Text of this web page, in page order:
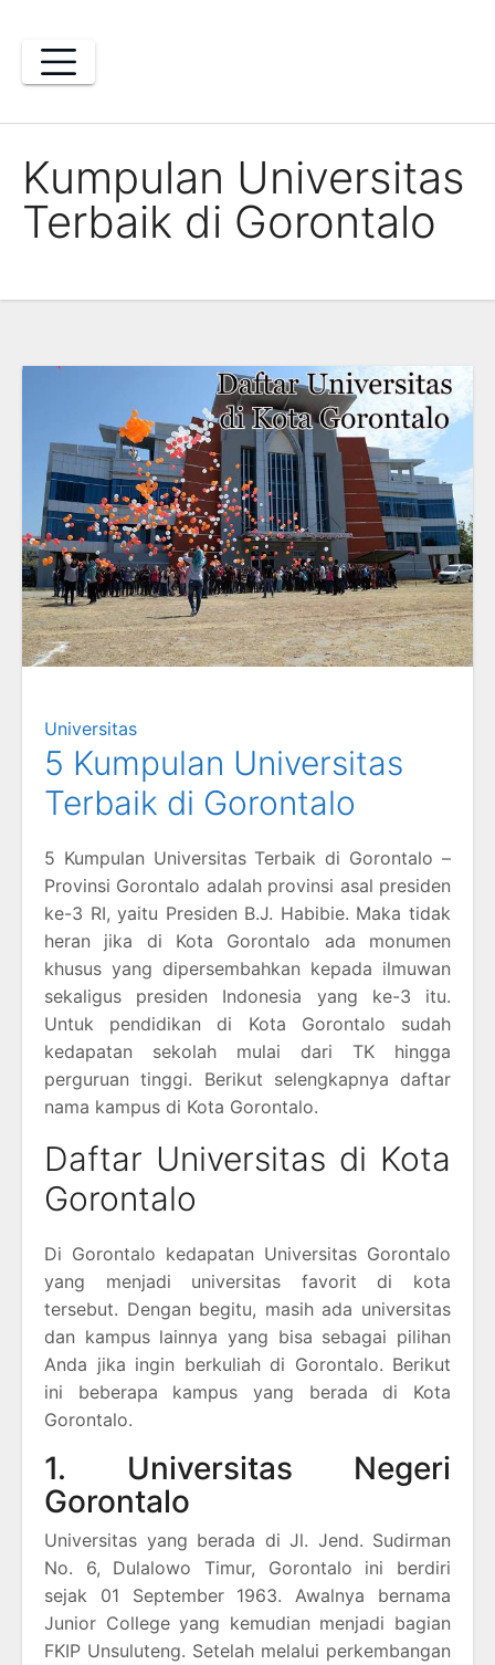
content
Kumpulan Universitas
Terbaik di Gorontalo
Universitas
5 Kumpulan Universitas
Terbaik di Gorontalo
5 Kumpulan Universitas Terbaik di Gorontalo –
Provinsi Gorontalo adalah provinsi asal presiden
ke-3 RI, yaitu Presiden B.J. Habibie. Maka tidak
heran jika di Kota Gorontalo ada monumen
khusus yang dipersembahkan kepada ilmuwan
sekaligus presiden Indonesia yang ke-3 itu.
Untuk pendidikan di Kota Gorontalo sudah
kedapatan sekolah mulai dari TK hingga
perguruan tinggi. Berikut selengkapnya daftar
nama kampus di Kota Gorontalo.
Daftar Universitas di Kota
Gorontalo
Di Gorontalo kedapatan Universitas Gorontalo
yang menjadi universitas favorit di kota
tersebut. Dengan begitu, masih ada universitas
dan kampus lainnya yang bisa sebagai pilihan
Anda jika ingin berkuliah di Gorontalo. Berikut
ini beberapa kampus yang berada di Kota
Gorontalo.
1. Universitas Negeri
Gorontalo
Universitas yang berada di Jl. Jend. Sudirman
No. 6, Dulalowo Timur, Gorontalo ini berdiri
sejak 01 September 1963. Awalnya bernama
Junior College yang kemudian menjadi bagian
FKIP Unsuluteng. Setelah melalui perkembangan